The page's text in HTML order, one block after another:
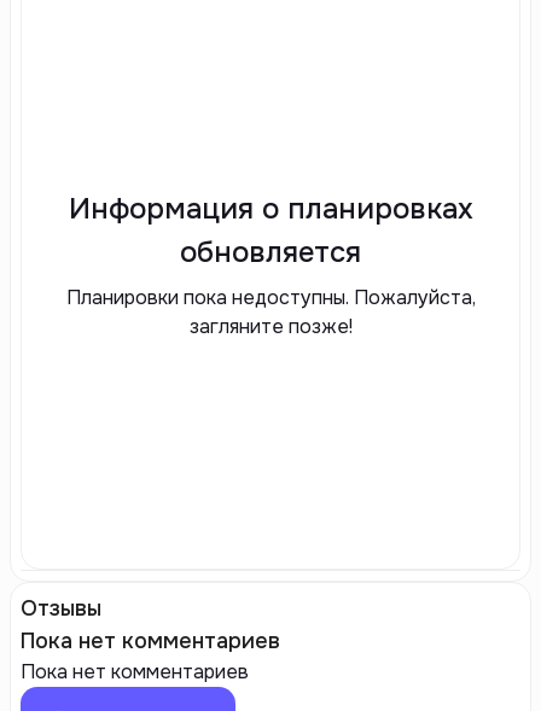
Информация о планировках
обновляется
Планировки пока недоступны. Пожалуйста,
загляните позже!
Отзывы
Пока нет комментариев
Пока нет комментариев